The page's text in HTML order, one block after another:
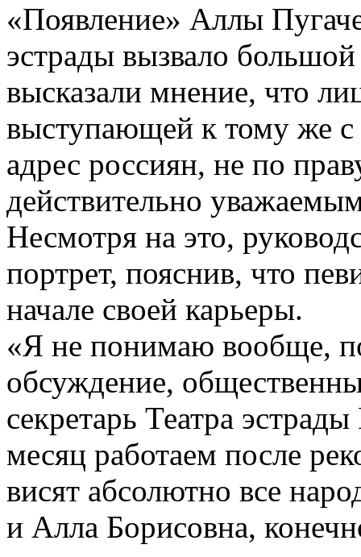
«Появление» Аллы
эстрады вызвало
высказали мнение, что
выступающей к тому же с
адрес россиян, не по
действительно
Несмотря на это,
портрет, пояснив, что
начале своей карьеры.
«Я не понимаю вообще,
обсуждение,
секретарь Театра
месяц работаем после
висят абсолютно все
и Алла Борисовна,